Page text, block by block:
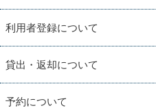
利用者登録について
貸出・返却について
予約について